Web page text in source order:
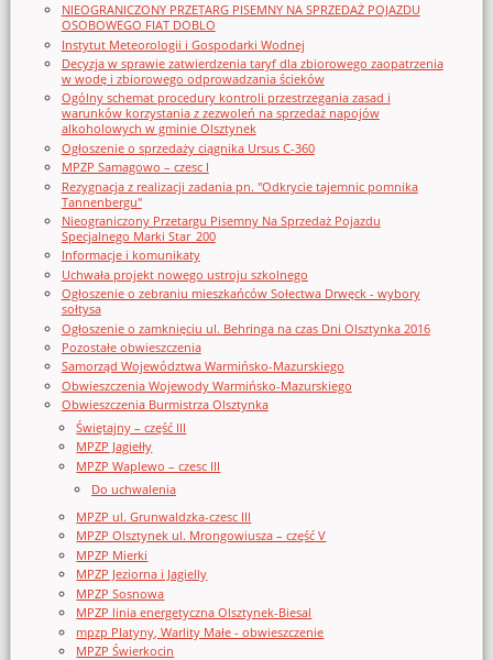
NIEOGRANICZONY PRZETARG PISEMNY NA SPRZEDAŻ POJAZDU
OSOBOWEGO FIAT DOBLO
Instytut Meteorologii i Gospodarki Wodnej
Decyzja w sprawie zatwierdzenia taryf dla zbiorowego zaopatrzenia
w wodę i zbiorowego odprowadzania ścieków
Ogólny schemat procedury kontroli przestrzegania zasad i
warunków korzystania z zezwoleń na sprzedaż napojów
alkoholowych w gminie Olsztynek
Ogłoszenie o sprzedaży ciągnika Ursus C-360
MPZP Samagowo – czesc I
Rezygnacja z realizacji zadania pn. "Odkrycie tajemnic pomnika
Tannenbergu"
Nieograniczony Przetargu Pisemny Na Sprzedaż Pojazdu
Specjalnego Marki Star_200
Informacje i komunikaty
Uchwała projekt nowego ustroju szkolnego
Ogłoszenie o zebraniu mieszkańców Sołectwa Drwęck - wybory
sołtysa
Ogłoszenie o zamknięciu ul. Behringa na czas Dni Olsztynka 2016
Pozostałe obwieszczenia
Samorząd Województwa Warmińsko-Mazurskiego
Obwieszczenia Wojewody Warmińsko-Mazurskiego
Obwieszczenia Burmistrza Olsztynka
Świętajny – część III
MPZP Jagiełły
MPZP Waplewo – czesc III
Do uchwalenia
MPZP ul. Grunwaldzka-czesc III
MPZP Olsztynek ul. Mrongowiusza – część V
MPZP Mierki
MPZP Jeziorna i Jagielly
MPZP Sosnowa
MPZP linia energetyczna Olsztynek-Biesal
mpzp Platyny, Warlity Małe - obwieszczenie
MPZP Świerkocin